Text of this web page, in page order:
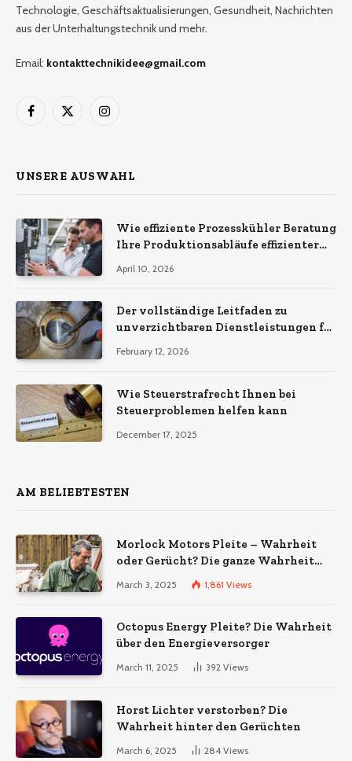
Technologie, Geschäftsaktualisierungen, Gesundheit, Nachrichten
aus der Unterhaltungstechnik und mehr.
Email: kontakttechnikidee@gmail.com
Facebook
X
Instagram
UNSERE AUSWAHL
Wie effiziente Prozesskühler Beratung
Ihre Produktionsabläufe effizienter
April 10, 2026
Der vollständige Leitfaden zu
unverzichtbaren Dienstleistungen für
Gewerbeimmobilie
February 12, 2026
Wie Steuerstrafrecht Ihnen bei
Steuerproblemen helfen kann
December 17, 2025
AM BELIEBTESTEN
Morlock Motors Pleite – Wahrheit
oder Gerücht? Die ganze Wahrheit
über das Unternehmen
March 3, 2025 1,861 Views
Octopus Energy Pleite? Die Wahrheit
über den Energieversorger
March 11, 2025 392 Views
Horst Lichter verstorben? Die
Wahrheit hinter den Gerüchten
March 6, 2025 284 Views